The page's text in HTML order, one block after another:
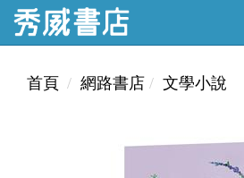
首頁 網路書店 文學小說